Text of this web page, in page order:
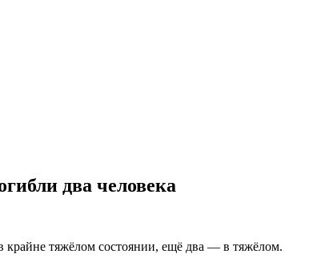
два человека
крайне тяжёлом состоянии, ещё два — в тяжёлом.